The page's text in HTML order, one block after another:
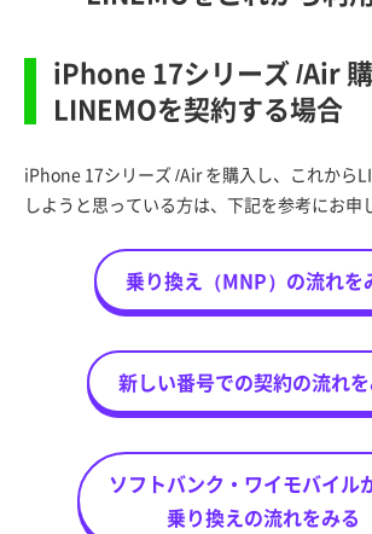
iPhone 17シリーズ /Air
LINEMOを契約する場合
iPhone 17シリーズ /Air を購入し、これから
しようと思っている方は、下記を参考にお申
乗り換え（MNP）の流れを
新しい番号での契約の流れ
ソフトバンク・ワイモバイル
乗り換えの流れをみる